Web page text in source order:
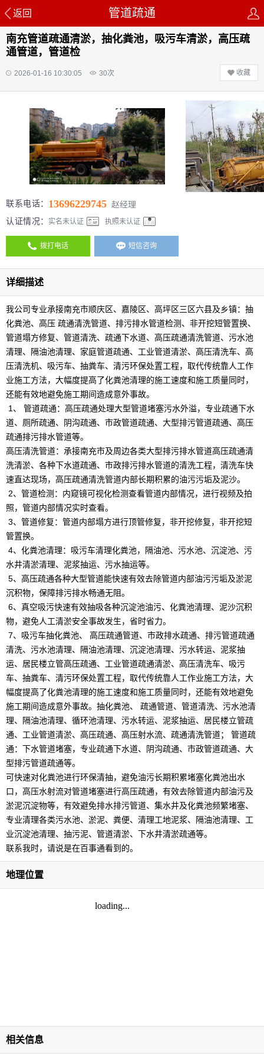
返回 管道疏通
南充管道疏通清淤，抽化粪池，吸污车清淤，高压疏
通管道，管道检
2026-01-16 10:30:05 30次 收藏
联系电话： 13696229745 赵经理
认证情况：
实名未认证 执照未认证
拨打电话 短信咨询
详细描述
我公司专业承接南充市顺庆区、嘉陵区、高坪区三区六县及乡镇：抽
化粪池、高压 疏通清洗管道、排污排水管道检测、非开挖短管置换、
管道塌方修复、管道清洗、疏通下水道、高压疏通清洗管道、污水池
清理、隔油池清理、家庭管道疏通、工业管道清淤、高压清洗车、高
压清洗机、吸污车、抽粪车、清污环保处置工程，取代传统靠人工作
业施工方法，大幅度提高了化粪池清理的施工速度和施工质量同时，
还能有效地避免施工期间造成意外事故。
1、 管道疏通：高压疏通处理大型管道堵塞污水外溢，专业疏通下水
道、厕所疏通、阴沟疏通、市政管道疏通、大型排污管道疏通、高压
疏通排污排水管道等。
高压清洗管道：承接南充市及周边各类大型排污排水管道高压疏通清
洗清淤、各种下水道疏通、市政排污排水管道的清洗工程，清洗车快
速直达现场，高压疏通清洗管道内部长期积累的油污污垢及泥沙。
2、管道检测：内窥镜可视化检测查看管道内部情况，进行视频及拍
照，管道内部情况实时查看。
3、管道修复：管道内部塌方进行顶管修复，非开挖修复，非开挖短
管置换。
4、化粪池清理：吸污车清理化粪池，隔油池、污水池、沉淀池、污
水井清淤清理、泥浆抽运、污水抽运等。
5、高压疏通各种大型管道能快速有效去除管道内部油污污垢及淤泥
沉积物，保障排污排水畅通无阻。
6、真空吸污快速有效抽吸各种沉淀池油污、化粪池清理、泥沙沉积
物，避免人工清淤安全事故发生，省时省力。
7、吸污车抽化粪池、 高压疏通管道、市政排水疏通、排污管道疏通
清洗、污水池清理、隔油池清理、沉淀池清理、污水转运、泥浆抽
运、居民楼立管高压疏通、工业管道疏通清淤、高压清洗车、吸污
车、抽粪车、清污环保处置工程，取代传统靠人工作业施工方法，大
幅度提高了化粪池清理的施工速度和施工质量同时，还能有效地避免
施工期间造成意外事故。抽化粪池、 疏通管道、管道清洗、污水池清
理、隔油池清理、循环池清理、污水转运、泥浆抽运、居民楼立管疏
通、工业管道清淤、高压疏通、高压射水流、疏通清洗管道； 管道疏
通：下水管道堵塞，专业疏通下水道、阴沟疏通、市政管道疏通、大
型排污管道疏通等。
可快速对化粪池进行环保清抽，避免油污长期积累堵塞化粪池出水
口，高压水射流对管道堵塞进行高压疏通，有效去除管道内部油污及
淤泥沉淀物等，有效避免排水排污管道、集水井及化粪池频繁堵塞、
专业清理各类污水池、淤泥、粪便、清理工地泥浆、隔油池清理、工
业沉淀池清理、抽污泥、管道清淤、下水井清淤疏通等。
联系我时，请说是在百事通看到的。
地理位置
相关信息